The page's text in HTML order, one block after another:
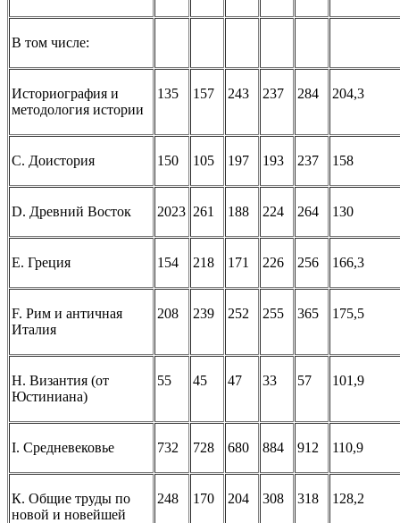
В том числе:
Историография и
методология истории
135 157 243 237 284 204,3
С. Доистория 150 105 197 193 237 158
D. Древний Восток 2023 261 188 224 264 130
E. Греция 154 218 171 226 256 166,3
F. Рим и античная
Италия
208 239 252 255 365 175,5
H. Византия (от
Юстиниана)
55 45 47 33 57 101,9
I. Средневековье 732 728 680 884 912 110,9
К. Общие труды по
новой и новейшей
248 170 204 308 318 128,2